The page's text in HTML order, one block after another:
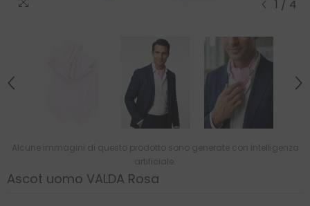
1 / 4
Alcune immagini di questo prodotto sono generate con intelligenza
artificiale.
Ascot uomo VALDA Rosa